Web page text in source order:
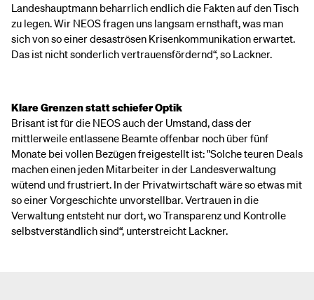
Landeshauptmann beharrlich endlich die Fakten auf den Tisch
zu legen. Wir NEOS fragen uns langsam ernsthaft, was man
sich von so einer desaströsen Krisenkommunikation erwartet.
Das ist nicht sonderlich vertrauensfördernd“, so Lackner.
Klare Grenzen statt schiefer Optik
Brisant ist für die NEOS auch der Umstand, dass der
mittlerweile entlassene Beamte offenbar noch über fünf
Monate bei vollen Bezügen freigestellt ist: "Solche teuren Deals
machen einen jeden Mitarbeiter in der Landesverwaltung
wütend und frustriert. In der Privatwirtschaft wäre so etwas mit
so einer Vorgeschichte unvorstellbar. Vertrauen in die
Verwaltung entsteht nur dort, wo Transparenz und Kontrolle
selbstverständlich sind“, unterstreicht Lackner.